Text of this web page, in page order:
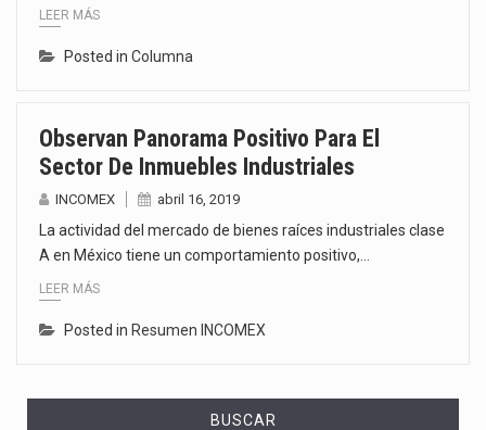
LEER MÁS
Posted in Columna
Observan Panorama Positivo Para El
Sector De Inmuebles Industriales
INCOMEX abril 16, 2019
La actividad del mercado de bienes raíces industriales clase
A en México tiene un comportamiento positivo,…
LEER MÁS
Posted in Resumen INCOMEX
BUSCAR